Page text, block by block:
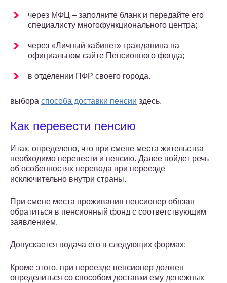
через МФЦ – заполните бланк и передайте его
специалисту многофункционального центра;
через «Личный кабинет» гражданина на
официальном сайте Пенсионного фонда;
в отделении ПФР своего города.
выбора способа доставки пенсии здесь.
Как перевести пенсию
Итак, определено, что при смене места жительства
необходимо перевести и пенсию. Далее пойдет речь
об особенностях перевода при переезде
исключительно внутри страны.
При смене места проживания пенсионер обязан
обратиться в пенсионный фонд с соответствующим
заявлением.
Допускается подача его в следующих формах:
Кроме этого, при переезде пенсионер должен
определиться со способом доставки ему денежных